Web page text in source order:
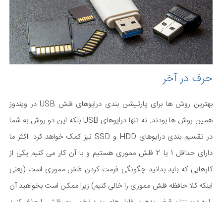
حرف در آخر
بهترین روش ها برای پارتیشن بندی درایوهای فلش USB در ویندوز
همین روش ها بودند. نه تنها درایوهای USB بلکه این دو روش به شما
در تقسیم بندی درایوهای HDD و SSD نیز کمک خواهد کرد. اکثر ما
دارای حداقل 1 یا 2 فلش مموری هستیم و با آن کار می کنیم یکی از
کارهایی که باید بدانید چگونگی فرمت کردن فلش مموری است (یعنی
اینکه کلا حافظه فلش مموری را خالی کنیم) زیرا ممکن است بخواهید آن